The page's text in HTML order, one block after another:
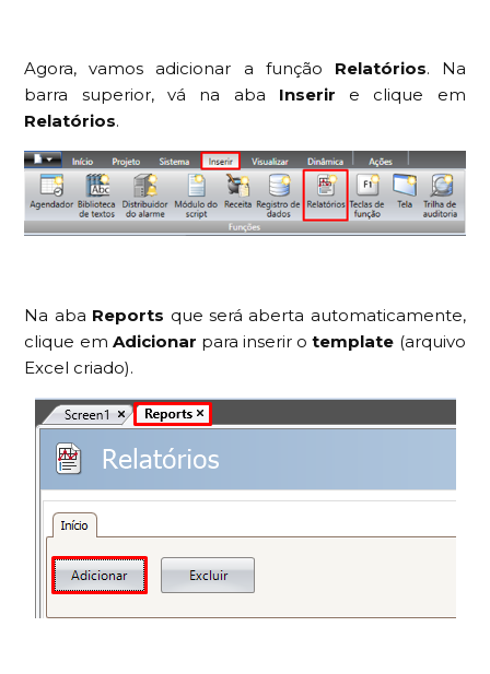
Agora, vamos adicionar a função Relatórios. Na
barra superior, vá na aba Inserir e clique em
Relatórios.
Na aba Reports que será aberta automaticamente,
clique em Adicionar para inserir otemplate (arquivo
Excel criado).